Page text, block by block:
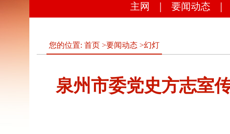
主网 要闻动态
您的位置: 首页 >要闻动态 >幻灯
泉州市委党史方志室